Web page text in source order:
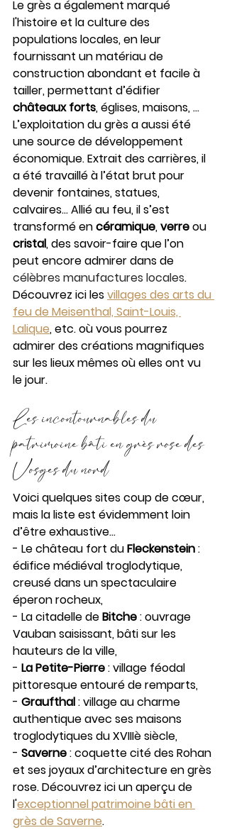
Le grès a également marqué
l'histoire et la culture des
populations locales, en leur
fournissant un matériau de
construction abondant et facile à
tailler, permettant d’édifier
châteaux forts, églises, maisons, …
L’exploitation du grès a aussi été
une source de développement
économique. Extrait des carrières, il
a été travaillé à l’état brut pour
devenir fontaines, statues,
calvaires… Allié au feu, il s’est
transformé en céramique, verre ou
cristal, des savoir-faire que l’on
peut encore admirer dans de
célèbres manufactures locales.
Découvrez ici les villages des arts du
feu de Meisenthal, Saint-Louis,
Lalique, etc. où vous pourrez
admirer des créations magnifiques
sur les lieux mêmes où elles ont vu
le jour.
Les incontournables du
patrimoine bâti en grès rose des
Vosges du nord
Voici quelques sites coup de cœur,
mais la liste est évidemment loin
d’être exhaustive…
- Le château fort du Fleckenstein :
édifice médiéval troglodytique,
creusé dans un spectaculaire
éperon rocheux,
- La citadelle de Bitche : ouvrage
Vauban saisissant, bâti sur les
hauteurs de la ville,
- La Petite-Pierre : village féodal
pittoresque entouré de remparts,
- Graufthal : village au charme
authentique avec ses maisons
troglodytiques du XVIIIè siècle,
- Saverne : coquette cité des Rohan
et ses joyaux d’architecture en grès
rose. Découvrez ici un aperçu de
l'exceptionnel patrimoine bâti en
grès de Saverne.